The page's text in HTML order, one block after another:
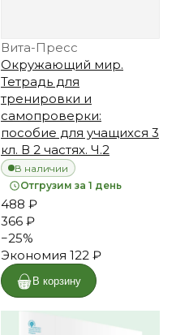
Вита-Пресс
Окружающий мир.
Тетрадь для
тренировки и
самопроверки:
пособие для учащихся 3
кл. В 2 частях. Ч.2
В наличии
Отгрузим за 1 день
488 ₽
366 ₽
−25%
Экономия 122 ₽
В корзину